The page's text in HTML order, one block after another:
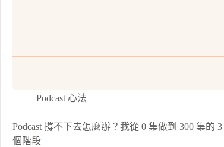
Podcast 心法
Podcast 撐不下去怎麼辦？我從 0 集做到 300 集的 3
個階段